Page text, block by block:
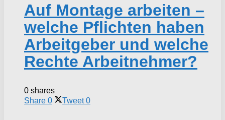
Auf Montage arbeiten –
welche Pflichten haben
Arbeitgeber und welche
Rechte Arbeitnehmer?
0 shares
Share 0 Tweet 0